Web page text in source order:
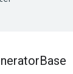
Base